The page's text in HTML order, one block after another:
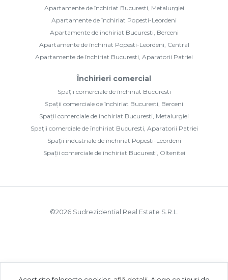
Apartamente de închiriat Bucuresti, Metalurgiei
Apartamente de închiriat Popesti-Leordeni
Apartamente de închiriat Bucuresti, Berceni
Apartamente de închiriat Popesti-Leordeni, Central
Apartamente de închiriat Bucuresti, Aparatorii Patriei
Închirieri comercial
Spații comerciale de închiriat Bucuresti
Spații comerciale de închiriat Bucuresti, Berceni
Spații comerciale de închiriat Bucuresti, Metalurgiei
Spații comerciale de închiriat Bucuresti, Aparatorii Patriei
Spații industriale de închiriat Popesti-Leordeni
Spații comerciale de închiriat Bucuresti, Oltenitei
©2026Sudrezidential Real Estate S.R.L.